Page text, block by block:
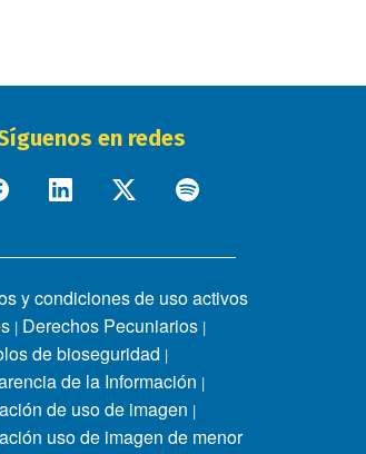
en redes
y condiciones de uso activos
| Derechos Pecuniarios |
de bioseguridad |
de la Información |
de uso de imagen |
uso de imagen de menor